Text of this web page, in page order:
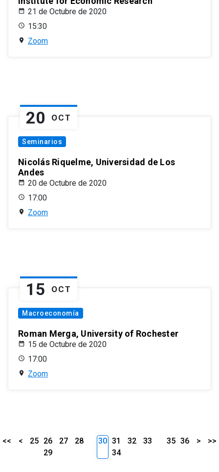
21 de Octubre de 2020
15:30
Zoom
20 OCT
Seminarios
Nicolás Riquelme, Universidad de Los
Andes
20 de Octubre de 2020
17:00
Zoom
15 OCT
Macroeconomía
Roman Merga, University of Rochester
15 de Octubre de 2020
17:00
Zoom
<< < 25 26 27
28
29
30 31 32
33
34
35 36 > >>